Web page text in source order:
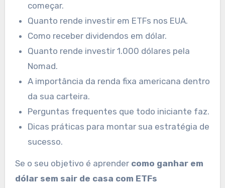
começar.
Quanto rende investir em ETFs nos EUA.
Como receber dividendos em dólar.
Quanto rende investir 1.000 dólares pela
Nomad.
A importância da renda fixa americana dentro
da sua carteira.
Perguntas frequentes que todo iniciante faz.
Dicas práticas para montar sua estratégia de
sucesso.
Se o seu objetivo é aprender como ganhar em
dólar sem sair de casa com ETFs